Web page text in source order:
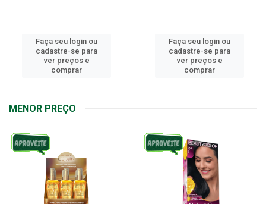
Faça seu login ou
cadastre-se para
ver preços e
comprar
Faça seu login ou
cadastre-se para
ver preços e
comprar
MENOR PREÇO